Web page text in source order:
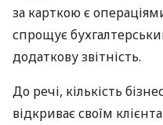
за карткою є
спрощує
додаткову звітність.
До речі, кількість
відкриває своїм